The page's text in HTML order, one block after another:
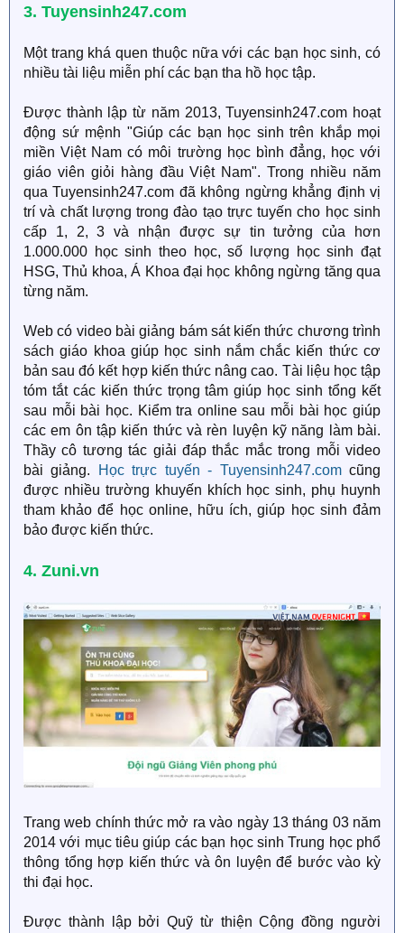
3. Tuyensinh247.com
Một trang khá quen thuộc nữa với các bạn học sinh, có
nhiều tài liệu miễn phí các bạn tha hồ học tập.
Được thành lập từ năm 2013, Tuyensinh247.com hoạt
động sứ mệnh "Giúp các bạn học sinh trên khắp mọi
miền Việt Nam có môi trường học bình đẳng, học với
giáo viên giỏi hàng đầu Việt Nam". Trong nhiều năm
qua Tuyensinh247.com đã không ngừng khẳng định vị
trí và chất lượng trong đào tạo trực tuyến cho học sinh
cấp 1, 2, 3 và nhận được sự tin tưởng của hơn
1.000.000 học sinh theo học, số lượng học sinh đạt
HSG, Thủ khoa, Á Khoa đại học không ngừng tăng qua
từng năm.
Web có video bài giảng bám sát kiến thức chương trình
sách giáo khoa giúp học sinh nắm chắc kiến thức cơ
bản sau đó kết hợp kiến thức nâng cao. Tài liệu học tập
tóm tắt các kiến thức trọng tâm giúp học sinh tổng kết
sau mỗi bài học. Kiểm tra online sau mỗi bài học giúp
các em ôn tập kiến thức và rèn luyện kỹ năng làm bài.
Thầy cô tương tác giải đáp thắc mắc trong mỗi video
bài giảng.
Học trực tuyến - Tuyensinh247.comcũng
được nhiều trường khuyến khích học sinh, phụ huynh
tham khảo để học online, hữu ích, giúp học sinh đảm
bảo được kiến thức.
4. Zuni.vn
Trang web chính thức mở ra vào ngày 13 tháng 03 năm
2014 với mục tiêu giúp các bạn học sinh Trung học phổ
thông tổng hợp kiến thức và ôn luyện để bước vào kỳ
thi đại học.
Được thành lập bởi Quỹ từ thiện Cộng đồng người